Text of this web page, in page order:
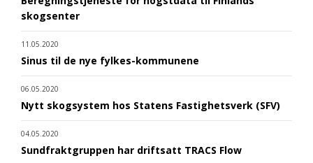
skogsenter
11.05.2020
Sinus til de nye fylkes-kommunene
06.05.2020
Nytt skogsystem hos Statens Fastighetsverk (SFV)
04.05.2020
Sundfraktgruppen har driftsatt TRACS Flow